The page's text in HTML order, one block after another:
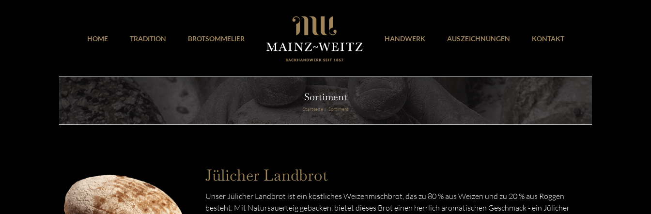
HOME TRADITION BROTSOMMELIER HANDWERK AUSZEICHNUNGEN KONTAKT
Sortiment
Startseite Sortiment
Jülicher Landbrot
Unser Jülicher Landbrot ist ein köstliches Weizenmischbrot, das zu 80 % aus Weizen und zu 20 % aus Roggen
besteht. Mit Natursauerteig gebacken, bietet dieses Brot einen herrlich aromatischen Geschmack - ein Jülicher